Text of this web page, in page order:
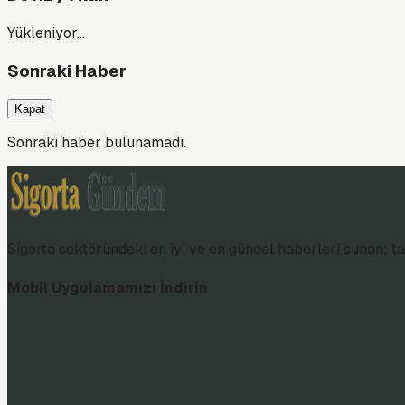
Yükleniyor…
Sonraki Haber
Kapat
Sonraki haber bulunamadı.